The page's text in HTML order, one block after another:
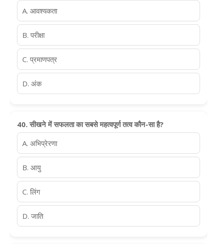
A. आवश्यकता
B. परीक्षा
C. प्रमाणपत्र
D. अंक
40. सीखने में सफलता का सबसे महत्वपूर्ण तत्व कौन-सा है?
A. अभिप्रेरणा
B. आयु
C. लिंग
D. जाति